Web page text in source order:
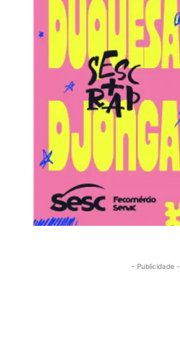
- Publicidade -